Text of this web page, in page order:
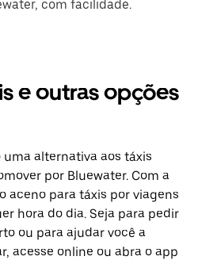
com facilidade.
e outras opções
alternativa aos táxis
por Bluewater. Com a
aceno para táxis por viagens
hora do dia. Seja para pedir
ou para ajudar você a
acesse online ou abra o app